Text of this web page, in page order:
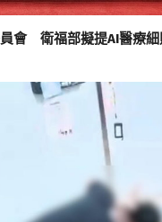
會 衛福部擬提AI醫療